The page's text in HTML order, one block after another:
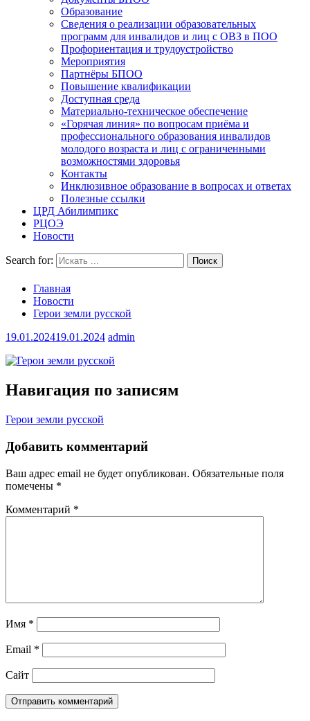
Образование
Сведения о реализации образовательных
программ для инвалидов и лиц с ОВЗ в ПОО
Профориентация и трудоустройство
Мероприятия
Партнёры БПОО
Повышение квалификации
Доступная среда
Материально-техническое обеспечение
«Горячая линия» по вопросам приёма и
профессионального образования инвалидов
молодого возраста и лиц с ограниченными
возможностями здоровья
Контакты
Инклюзивное образование в вопросах и ответах
Полезные ссылки
ЦРД Абилимпикс
РЦОЭ
Новости
Search for:
Главная
Новости
Герои земли русской
19.01.202419.01.2024 admin
Навигация по записям
Герои земли русской
Добавить комментарий
Ваш адрес email не будет опубликован. Обязательные поля
помечены *
Комментарий *
Имя *
Email *
Сайт